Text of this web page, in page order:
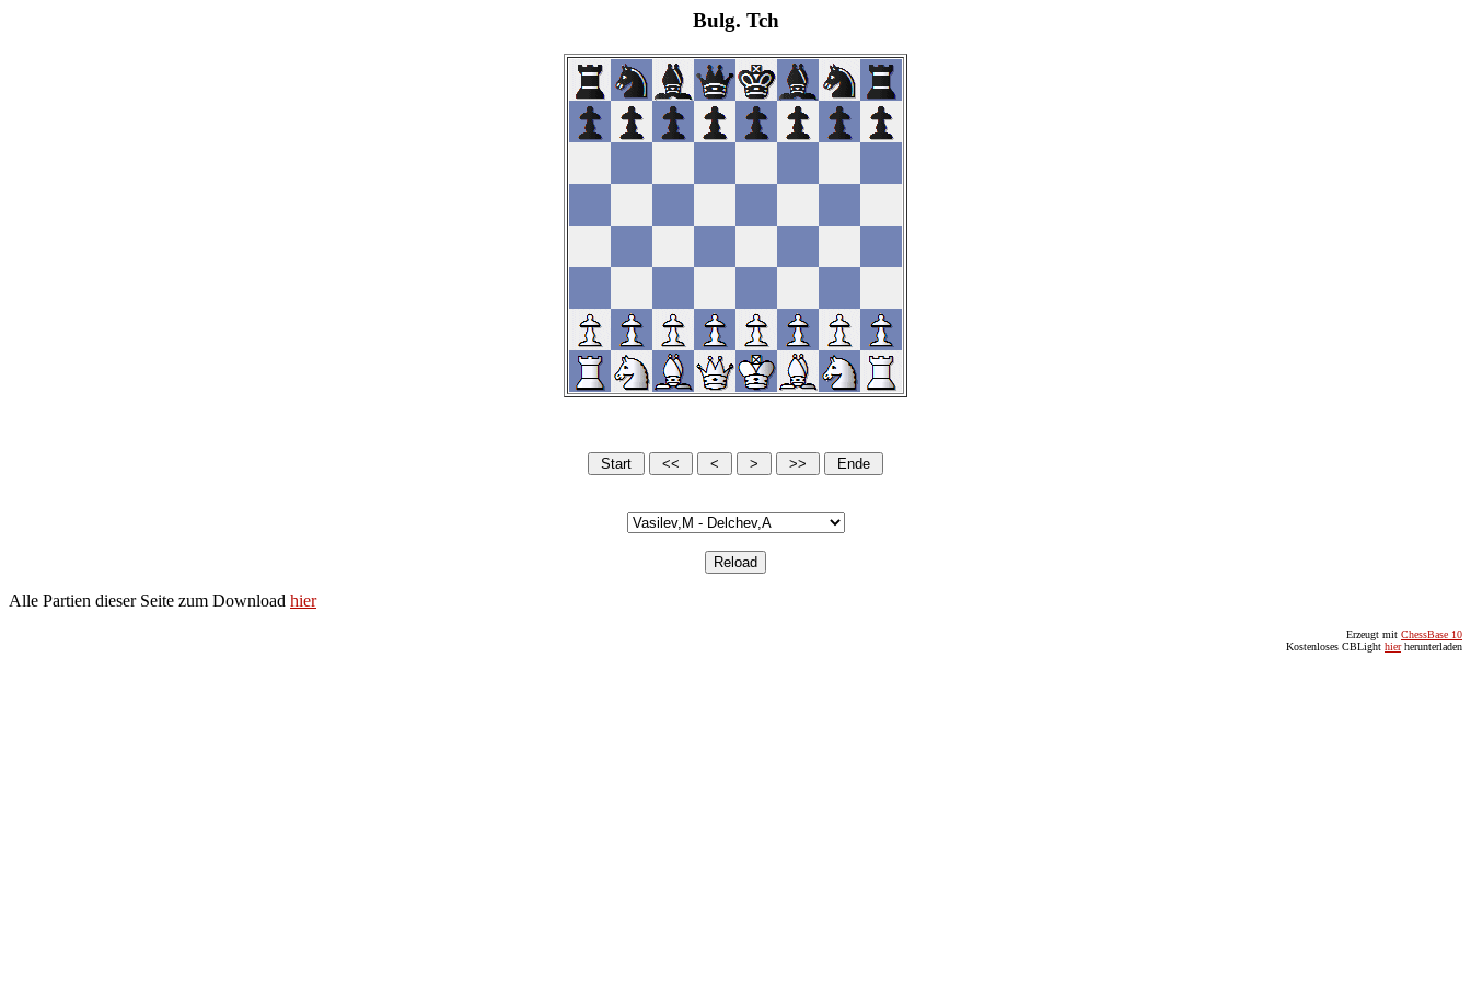
Bulg. Tch
Alle Partien dieser Seite zum Download hier
Erzeugt mit ChessBase 10
Kostenloses CBLight hierherunterladen